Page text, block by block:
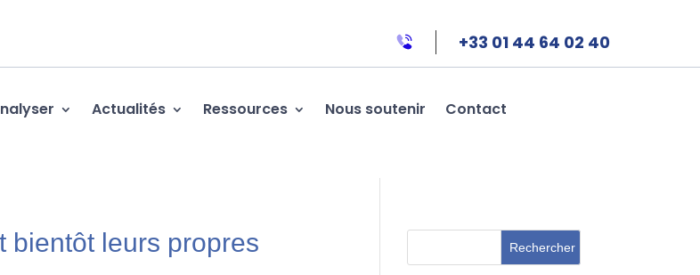
+33 01 44 64 02 40
Actualités Ressources Nous soutenir Contact
bientôt leurs propres